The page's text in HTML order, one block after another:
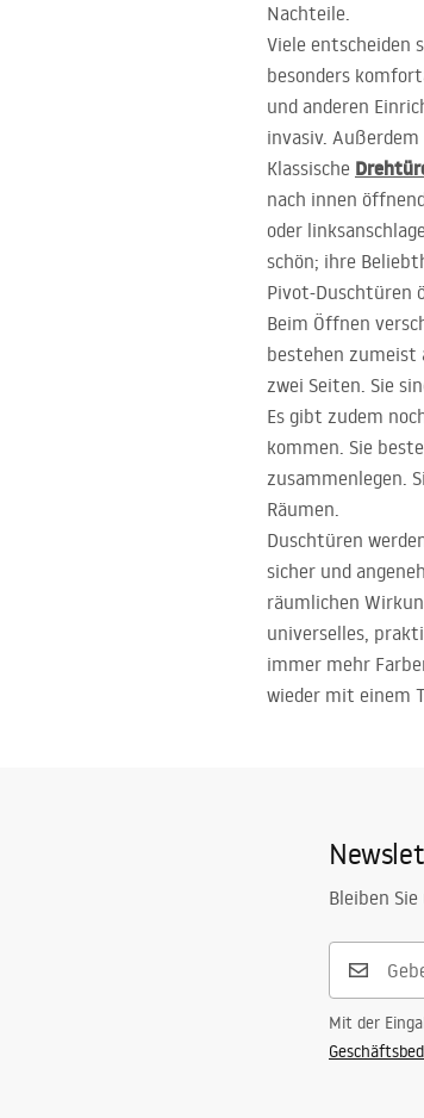
Badezimmerzubehör und Möbel
Nachteile.
Viele entscheiden
besonders
und anderen
invasiv.
Klassische
nach innen
oder
schön; ihre
Pivot-Duschtüren
Beim Öffnen
bestehen zumeist
zwei Seiten. Sie
Es gibt zudem
kommen. Sie
zusammenlegen.
Räumen.
Duschtüren
sicher und
räumlichen
universelles,
immer mehr
wieder mit einem
Bleiben
Mit der